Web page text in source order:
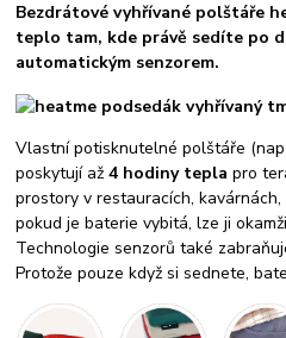
Bezdrátové vyhřívané polštáře
teplo tam, kde právě sedíte po
automatickým senzorem.
Vlastní potisknutelné polštáře
poskytují až 4 hodiny teplapro
prostory v restauracích,
pokud je baterie vybitá, lze ji
Technologie senzorů také
Protože pouze když si sednete,